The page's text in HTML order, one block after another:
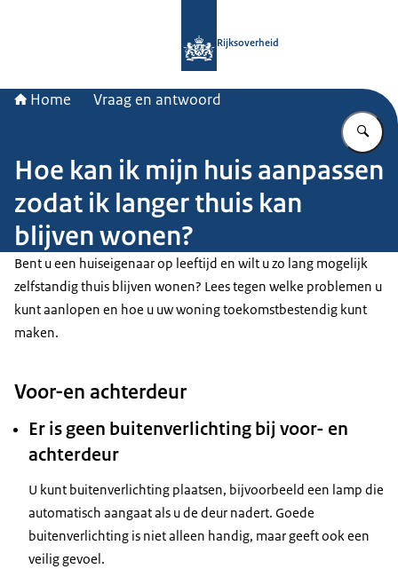
Rijksoverheid
Home Vraag en antwoord
Hoe kan ik mijn huis aanpassen
zodat ik langer thuis kan
blijven wonen?
Bent u een huiseigenaar op leeftijd en wilt u zo lang mogelijk
zelfstandig thuis blijven wonen? Lees tegen welke problemen u
kunt aanlopen en hoe u uw woning toekomstbestendig kunt
maken.
Voor-en achterdeur
Er is geen buitenverlichting bij voor- en
achterdeur
U kunt buitenverlichting plaatsen, bijvoorbeeld een lamp die
automatisch aangaat als u de deur nadert. Goede
buitenverlichting is niet alleen handig, maar geeft ook een
veilig gevoel.